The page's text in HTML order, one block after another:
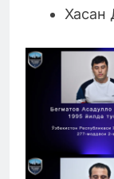
Хасан